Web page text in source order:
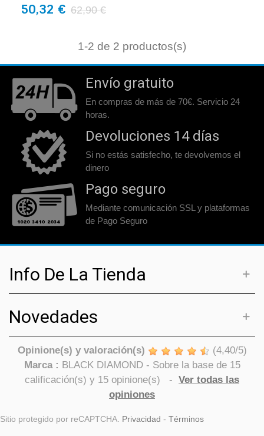
50,32 € 62,90 €
1-2 de 2 productos(s)
Envío gratuito
En compras de más de 70€. Servicio 24
horas.
Devoluciones 14 días
Si no estás satisfecho, te devolvemos el
dinero
Pago seguro
Mediante comunicación SSL y plataformas
de Pago Seguro
Info De La Tienda
Novedades
Opinione(s) y valoración(s) (4,40/5)
Marca : BLACK DIAMOND- Sobre la base de 15
calificación(s) y 15 opinione(s) - Ver todas las
opiniones
Sitio protegido por reCAPTCHA. Privacidad - Términos